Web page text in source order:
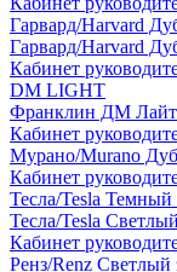
Гарвард/Harvard
Гарвард/Harvard
Кабинет
DM LIGHT
Франклин ДМ
Кабинет
Мурано/Murano
Кабинет
Тесла/Tesla
Тесла/Tesla
Кабинет
Ренз/Renz